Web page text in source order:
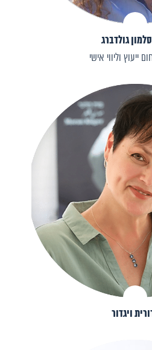
גולדברג
ייעוץ וליווי אישי
ויגדור